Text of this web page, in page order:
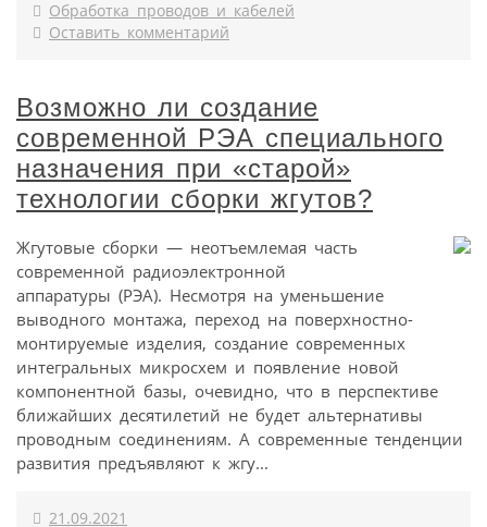
Обработка проводов и кабелей
Оставить комментарий
Возможно ли создание
современной РЭА специального
назначения при «старой»
технологии сборки жгутов?
Жгутовые сборки — неотъемлемая часть
современной радиоэлектронной
аппаратуры (РЭА). Несмотря на уменьшение
выводного монтажа, переход на поверхностно-
монтируемые изделия, создание современных
интегральных микросхем и появление новой
компонентной базы, очевидно, что в перспективе
ближайших десятилетий не будет альтернативы
проводным соединениям. А современные тенденции
развития предъявляют к жгу...
21.09.2021